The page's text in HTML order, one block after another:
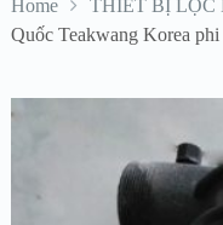
Home THIẾT BỊ LỌC
Quốc Teakwang Korea